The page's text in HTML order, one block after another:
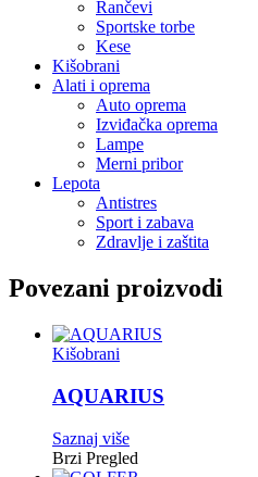
Rančevi
Sportske torbe
Kese
Kišobrani
Alati i oprema
Auto oprema
Izviđačka oprema
Lampe
Merni pribor
Lepota
Antistres
Sport i zabava
Zdravlje i zaštita
Povezani proizvodi
Kišobrani
AQUARIUS
Saznaj više
Brzi Pregled